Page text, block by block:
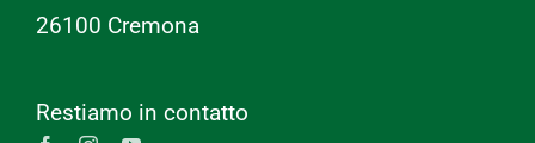
26100 Cremona
Restiamo in contatto